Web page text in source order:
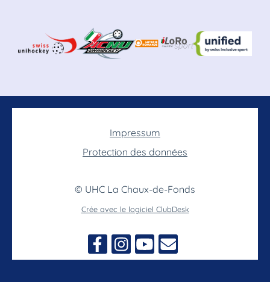
Impressum
Protection des données
© UHC La Chaux-de-Fonds
Crée avec le logiciel ClubDesk